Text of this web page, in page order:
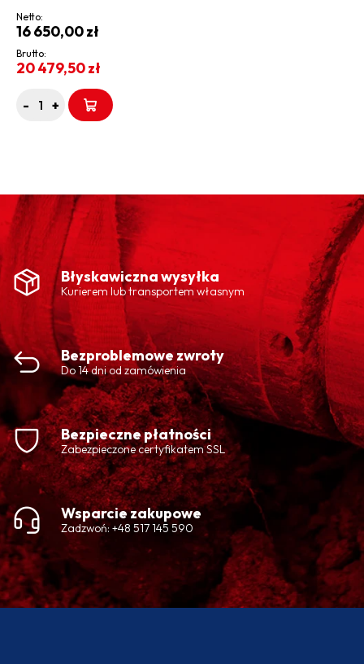
Netto:
16 650,00zł
Brutto:
20 479,50zł
+
-
Błyskawiczna wysyłka
Kurierem lub transportem własnym
Bezproblemowe zwroty
Do 14 dni od zamówienia
Bezpieczne płatności
Zabezpieczone certyfikatem SSL
Wsparcie zakupowe
Zadzwoń: +48 517 145 590